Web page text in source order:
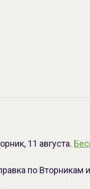
11 августа.
по Вторникам